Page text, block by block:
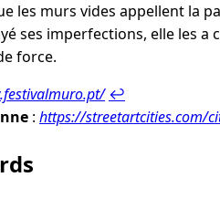
les murs vides appellent la
ses imperfections, elle les
force.
↩︎
: https://streetartcities.com/